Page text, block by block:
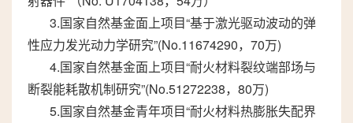
3.国家自然基金面上项目“基于激光驱动波动的弹
性应力发光动力学研究”(No.11674290，70万)
4.国家自然基金面上项目“耐火材料裂纹端部场与
断裂能耗散机制研究”(No.51272238，80万)
5.国家自然基金青年项目“耐火材料热膨胀失配界